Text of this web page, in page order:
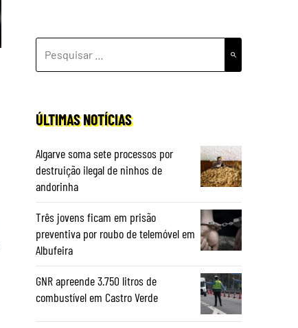
POR:
ÚLTIMAS NOTÍCIAS
Algarve soma sete processos por
destruição ilegal de ninhos de
andorinha
Três jovens ficam em prisão
preventiva por roubo de telemóvel em
Albufeira
GNR apreende 3.750 litros de
combustível em Castro Verde